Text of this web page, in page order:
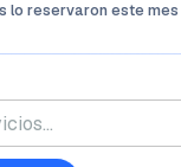
lo reservaron este mes